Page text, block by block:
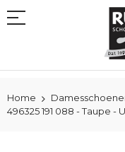
naar
Home
496325 191 088 - Taupe